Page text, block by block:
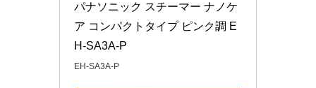
パナソニック スチーマー ナノケ
ア コンパクトタイプ ピンク調 E
H-SA3A-P
EH-SA3A-P